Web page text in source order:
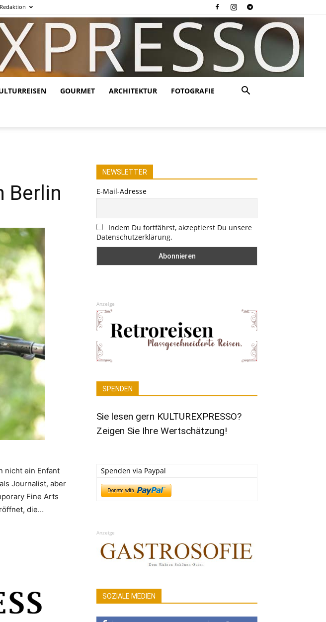
Redaktion
GOURMET ARCHITEKTUR FOTOGRAFIE
Berlin
nicht ein Enfant
Journalist, aber
Fine Arts
die…
NEWSLETTER
E-Mail-Adresse
Indem Du fortfährst, akzeptierst Du unsere
Datenschutzerklärung.
Anzeige
SPENDEN
Sie lesen gern KULTUREXPRESSO?
Zeigen Sie Ihre Wertschätzung!
Spenden via Paypal
Anzeige
SOZIALE MEDIEN